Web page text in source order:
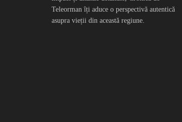
Teleorman îți aduce o perspectivă autentică
asupra vieții din această regiune.